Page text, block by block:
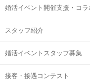
婚活イベント開催支援・コラ
スタッフ紹介
婚活イベントスタッフ募集
接客・接遇コンテスト